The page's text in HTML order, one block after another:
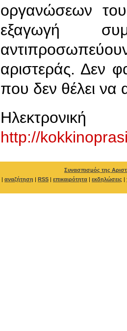
οργανώσεων
εξαγωγή
αριστεράς. Δεν
που δεν θέλει να
http://
Συνασπισμός της
| αναζήτηση | RSS | επικαιρότητα | εκδηλώσεις |